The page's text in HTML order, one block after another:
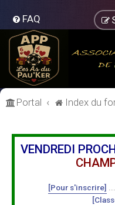
FAQ
Portal Index du
VENDREDI
[Pour s'inscrire]